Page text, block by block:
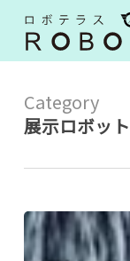
main
Category
展示ロボット
Qoobo